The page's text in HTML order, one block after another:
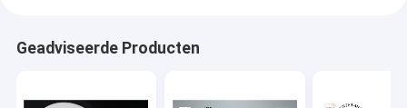
Geadviseerde Producten